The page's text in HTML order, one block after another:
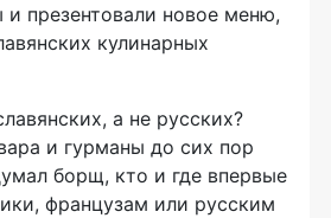
презентовали новое меню,
кулинарных
а не русских?
и гурманы до сих пор
борщ, кто и где впервые
французам или русским